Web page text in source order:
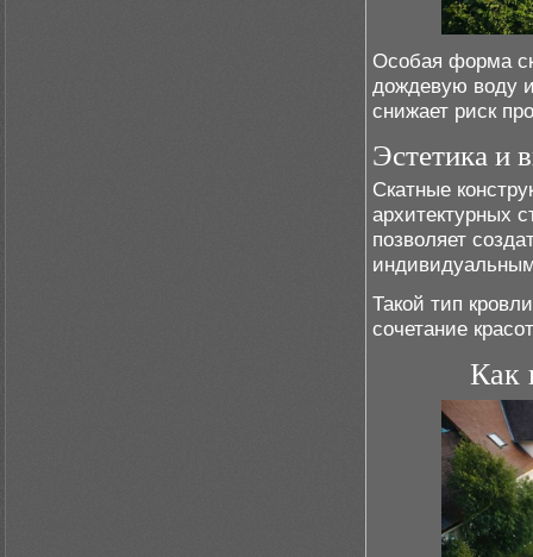
Особая форма
дождевую воду
снижает риск
Эстетика и
Скатные
архитектурных
позволяет
Такой тип
сочетание
Как